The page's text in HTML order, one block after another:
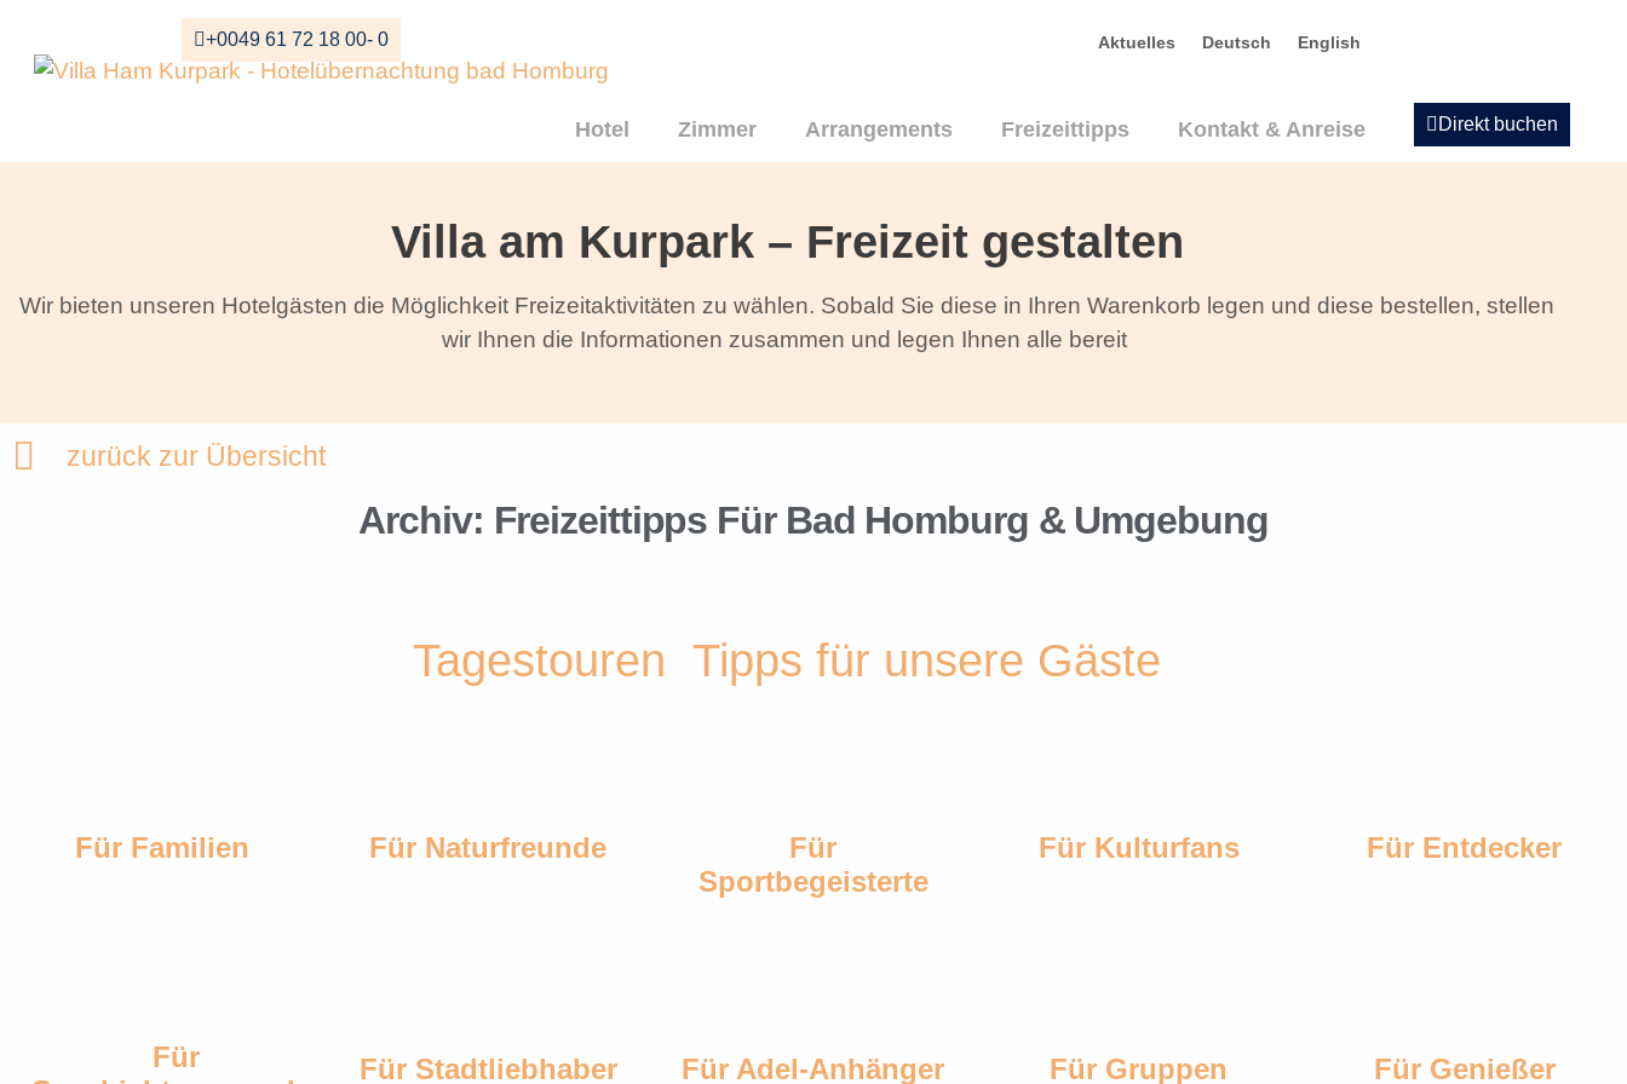
+0049 61 72 18 00- 0 Aktuelles Deutsch English
Hotel Zimmer Arrangements Freizeittipps Kontakt & Anreise Direkt buchen
Villa am Kurpark – Freizeit gestalten
Wir bieten unseren Hotelgästen die Möglichkeit Freizeitaktivitäten zu wählen. Sobald Sie diese in Ihren Warenkorb legen und diese bestellen, stellen
wir Ihnen die Informationen zusammen und legen Ihnen alle bereit
zurück zur Übersicht
Archiv: Freizeittipps Für Bad Homburg & Umgebung​
Tagestouren Tipps für unsere Gäste
Für Familien Für Naturfreunde​
Für
Sportbegeisterte
Für Kulturfans Für Entdecker
Für
Für Stadtliebhaber Für Adel-Anhänger Für Gruppen Für Genießer